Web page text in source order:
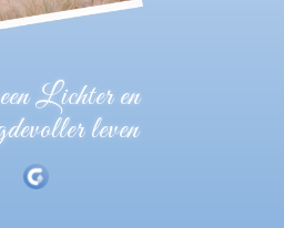
Lichter en
leven